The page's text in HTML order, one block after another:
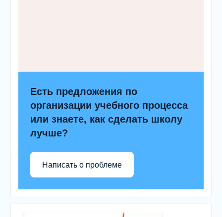
Есть предложения по
организации учебного процесса
или знаете, как сделать школу
лучше?
Написать о проблеме